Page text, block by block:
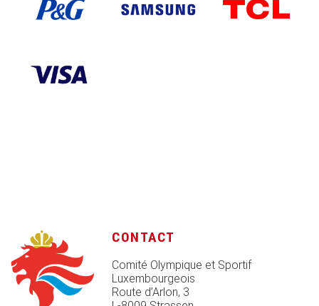
CONTACT
Comité Olympique et Sportif
Luxembourgeois
Route d’Arlon, 3